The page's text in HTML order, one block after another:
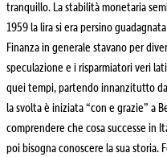
tranquillo. La stabilità monetaria
1959 la lira si era persino
Finanza in generale stavano per
speculazione e i risparmiatori veri
quei tempi, partendo innanzitutto
la svolta è iniziata “con e grazie” a
comprendere che cosa successe in
poi bisogna conoscere la sua